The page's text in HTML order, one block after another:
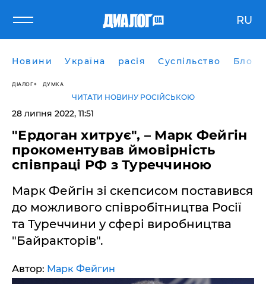
RU
Новини Україна расія Суспільство Блоги
ДІАЛОГ ДУМКА
ЧИТАТИ НОВИНУ РОСІЙСЬКОЮ
28 липня 2022, 11:51
"Ердоган хитрує", – Марк Фейгін
прокоментував ймовірність
співпраці РФ з Туреччиною
Марк Фейгін зі скепсисом поставився
до можливого співробітництва Росії
та Туреччини у сфері виробництва
"Байракторів".
Автор: Марк Фейгин